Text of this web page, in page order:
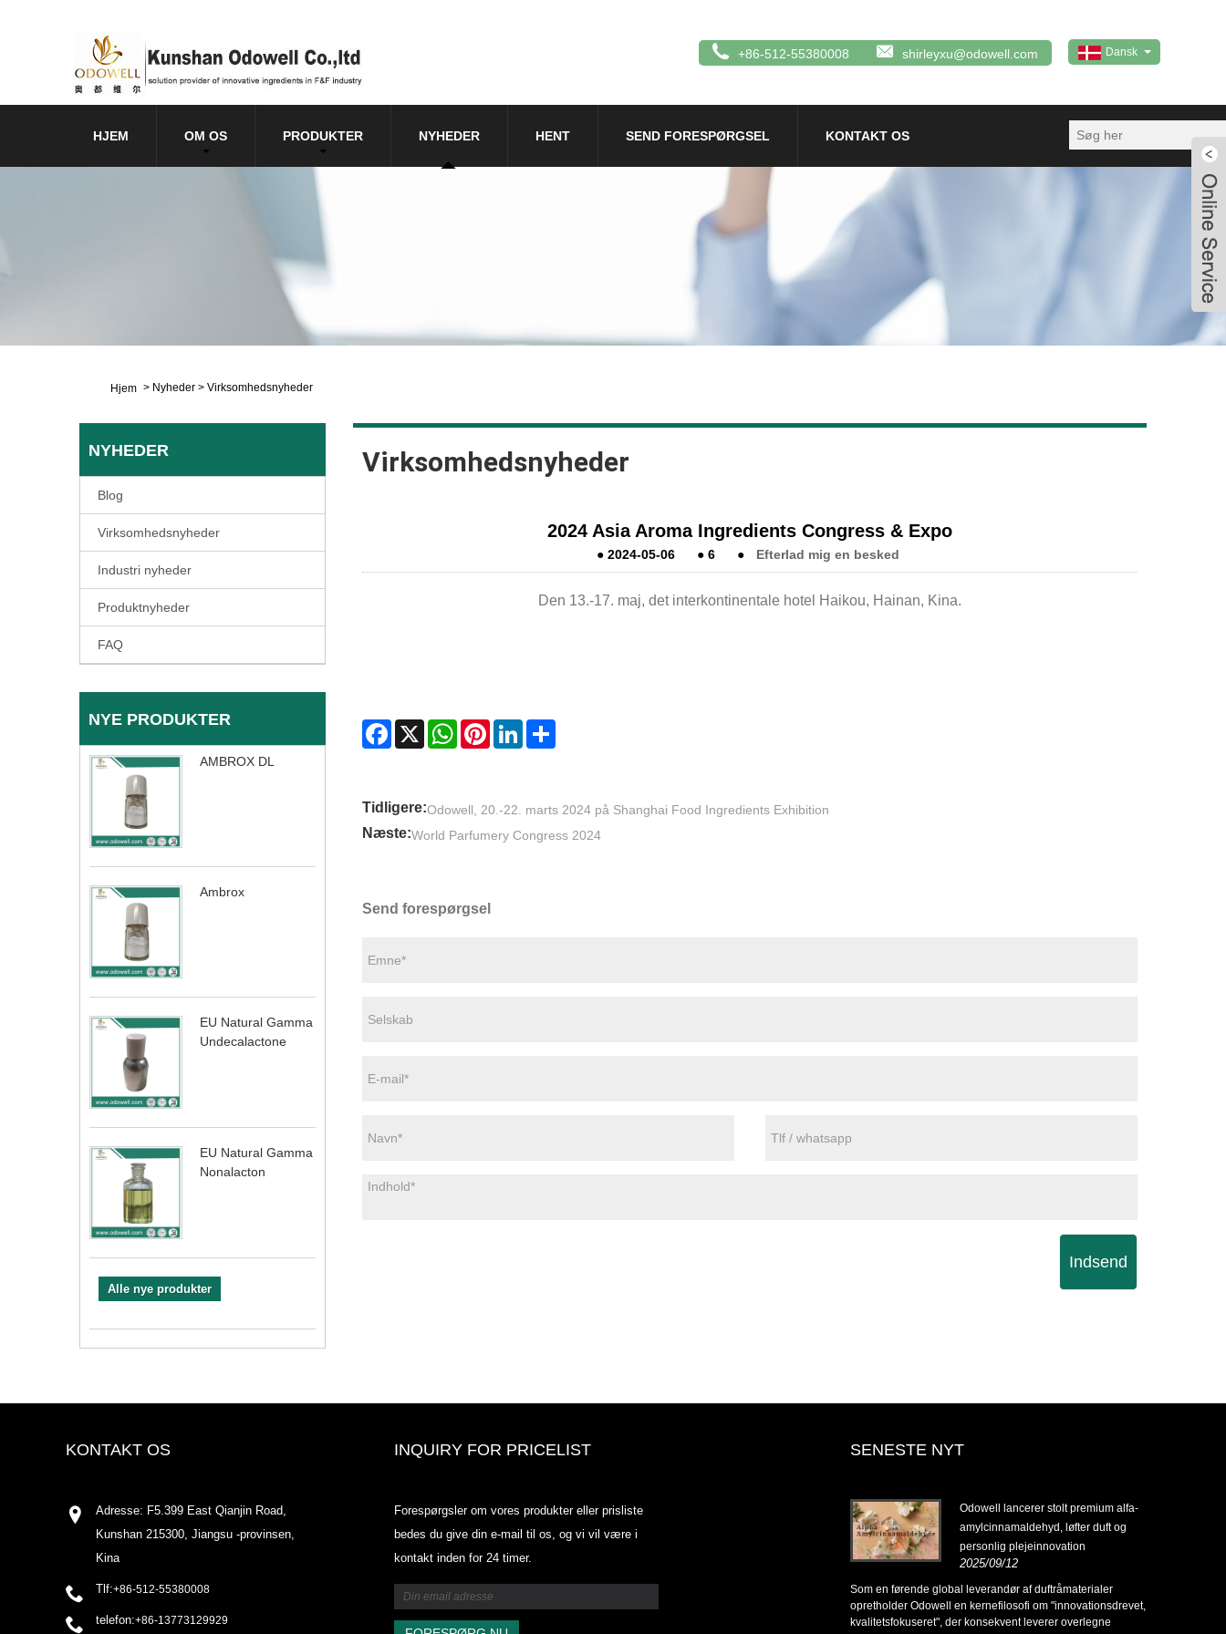
Dansk
+86-512-55380008 shirleyxu@odowell.com
HJEM OM OS PRODUKTER NYHEDER HENT SEND FORESPØRGSEL KONTAKT OS
Hjem > Nyheder > Virksomhedsnyheder
NYHEDER
Blog
Virksomhedsnyheder
Industri nyheder
Produktnyheder
FAQ
NYE PRODUKTER
AMBROX DL
Ambrox
EU Natural Gamma
Undecalactone
EU Natural Gamma
Nonalacton
Alle nye produkter
Virksomhedsnyheder
2024 Asia Aroma Ingredients Congress & Expo
●2024-05-06 ●6 ● Efterlad mig en besked
Den 13.-17. maj, det interkontinentale hotel Haikou, Hainan, Kina.
Facebook
X WhatsAppPinterestLinkedIn
Tidligere:Odowell, 20.-22. marts 2024 på Shanghai Food Ingredients Exhibition
Næste:World Parfumery Congress 2024
Send forespørgsel
Indsend
KONTAKT OS
Adresse: F5.399 East Qianjin Road,
Kunshan 215300, Jiangsu -provinsen,
Kina
Tlf:+86-512-55380008
telefon:+86-13773129929
INQUIRY FOR PRICELIST
Forespørgsler om vores produkter eller prisliste
bedes du give din e-mail til os, og vi vil være i
kontakt inden for 24 timer.
SENESTE NYT
2025.07.25
Odowell lancerer stolt premium alfa-
amylcinnamaldehyd, løfter duft og
personlig plejeinnovation
2025/09/12
Som en førende global leverandør af duftråmaterialer
opretholder Odowell en kernefilosofi om "innovationsdrevet,
kvalitetsfokuseret", der konsekvent leverer overlegne